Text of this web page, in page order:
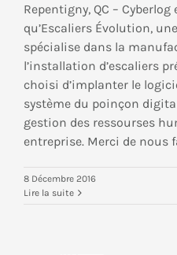
Repentigny, QC –
qu’Escaliers Évolution,
spécialise dans la
l’installation d’escaliers
choisi d’implanter le
système du poinçon
gestion des ressourses
entreprise. Merci de nous
8 Décembre 2016
Lire la suite